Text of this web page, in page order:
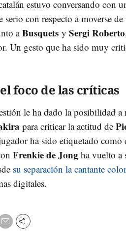
estuvo conversando con
serio con respecto a moverse
aBusquets y Sergi Roberto
Un gesto que ha sido muy
foco de las críticas
le ha dado la posibilidad a
para criticar la actitud de
ha sido etiquetado como
Frenkie de Jong ha vuelto a
su separación la cantante
digitales.